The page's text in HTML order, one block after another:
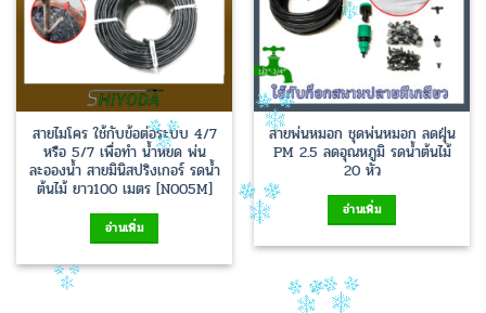
สายไมโคร ใช้กับข้อต่อระบบ 4/7
หรือ 5/7 เพื่อทำ น้ำหยด พ่น
ละอองน้ำ สายมินิสปริงเกอร์ รดน้ำ
ต้นไม้ ยาว100 เมตร [N005M]
อ่านเพิ่ม
สายพ่นหมอก ชุดพ่นหมอก ลดฝุ่น
PM 2.5 ลดอุณหภูมิ รดน้ำต้นไม้
20 หัว
อ่านเพิ่ม